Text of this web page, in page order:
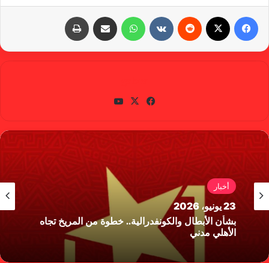
واتساب
في
وك
X
أخبار
23 يونيو، 2026
بشأن الأبطال والكونفدرالية.. خطوة من المريخ تجاه
الأهلي مدني